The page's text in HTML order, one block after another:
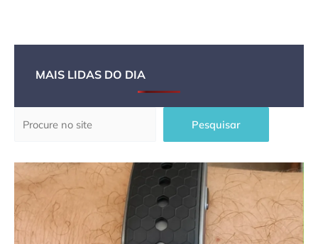
MAIS LIDAS DO DIA
Pesquisar